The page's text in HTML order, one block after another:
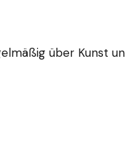
über Kunst